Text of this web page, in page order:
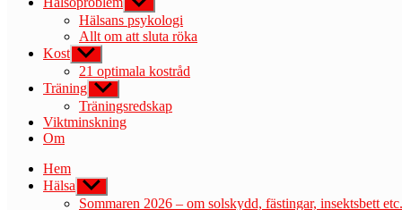
undermeny
Hälsans psykologi
Allt om att sluta röka
Kost Visa
undermeny
21 optimala kostråd
Träning Visa
undermeny
Träningsredskap
Viktminskning
Om
Hem
Hälsa Visa
undermeny
Sommaren 2026 – om solskydd, fästingar, insektsbett etc.